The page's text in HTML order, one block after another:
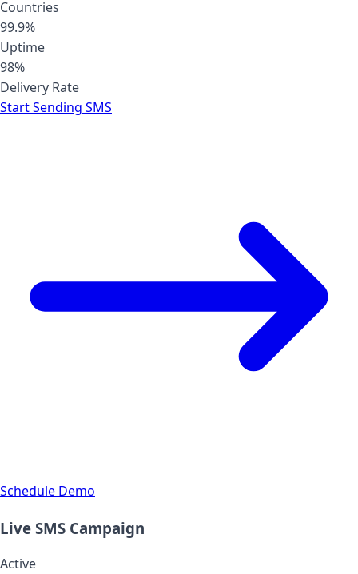
Countries
99.9%
Uptime
98%
Delivery Rate
Start Sending SMS
Schedule Demo
Live SMS Campaign
Active